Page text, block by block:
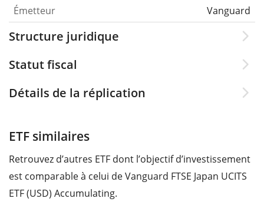
Émetteur
Vanguard
Structure juridique
Statut fiscal
Détails de la réplication
ETF similaires
Retrouvez d’autres ETF dont l’objectif d’investissement
est comparable à celui de Vanguard FTSE Japan UCITS
ETF (USD) Accumulating.